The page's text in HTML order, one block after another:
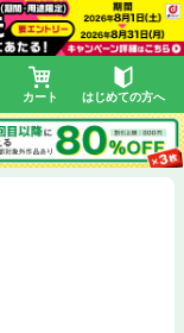
カート はじめての方へ